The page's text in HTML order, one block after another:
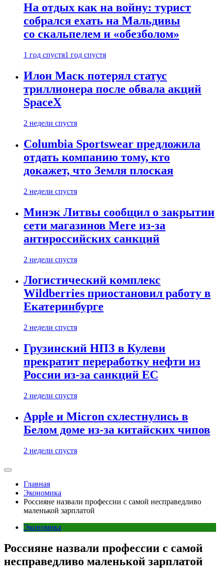
На отдых как на войну: турист
собрался ехать на Мальдивы
со скальпелем и «обезболом»
1 год спустя1 год спустя
Илон Маск потерял статус
триллионера после обвала акций
SpaceX
2 недели спустя
Columbia Sportswear предложила
отдать компанию тому, кто
докажет, что Земля плоская
2 недели спустя
Минэк Литвы сообщил о закрытии
сети магазинов Mere из-за
антироссийских санкций
2 недели спустя
Логистический комплекс
Wildberries приостановил работу в
Екатеринбурге
2 недели спустя
Грузинский НПЗ в Кулеви
прекратит переработку нефти из
России из-за санкций ЕС
2 недели спустя
Apple и Micron схлестнулись в
Белом доме из-за китайских чипов
2 недели спустя
Главная
Экономика
Россияне назвали профессии с самой несправедливо
маленькой зарплатой
Экономика
Россияне назвали профессии с самой
несправедливо маленькой зарплатой